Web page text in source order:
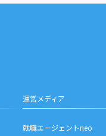
運営メディア
就職エージェントneo